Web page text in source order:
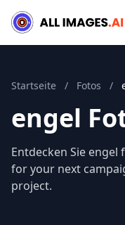
Startseite / Fotos /
engel
Entdecken Sie
for your next
project.